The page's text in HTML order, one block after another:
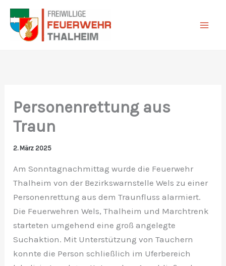
Zum
Inhalt
springen
Personenrettung aus
Traun
2. März 2025
Am Sonntagnachmittag wurde die Feuerwehr
Thalheim von der Bezirkswarnstelle Wels zu einer
Personenrettung aus dem Traunfluss alarmiert.
Die Feuerwehren Wels, Thalheim und Marchtrenk
starteten umgehend eine groß angelegte
Suchaktion. Mit Unterstützung von Tauchern
konnte die Person schließlich im Uferbereich